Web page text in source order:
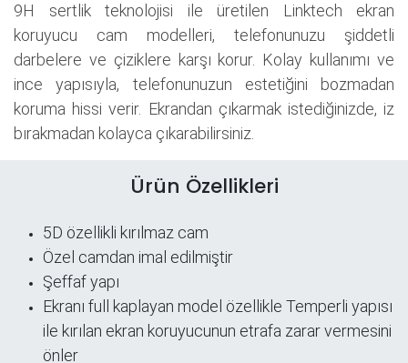
9H sertlik teknolojisi ile üretilen Linktech ekran
koruyucu cam modelleri, telefonunuzu şiddetli
darbelere ve çiziklere karşı korur. Kolay kullanımı ve
ince yapısıyla, telefonunuzun estetiğini bozmadan
koruma hissi verir. Ekrandan çıkarmak istediğinizde, iz
bırakmadan kolayca çıkarabilirsiniz.
Ürün Özellikleri
5D özellikli kırılmaz cam
Özel camdan imal edilmiştir
Şeffaf yapı
​Ekranı full kaplayan model özellikle Temperli yapısı
ile kırılan ekran koruyucunun etrafa zarar vermesini
önler